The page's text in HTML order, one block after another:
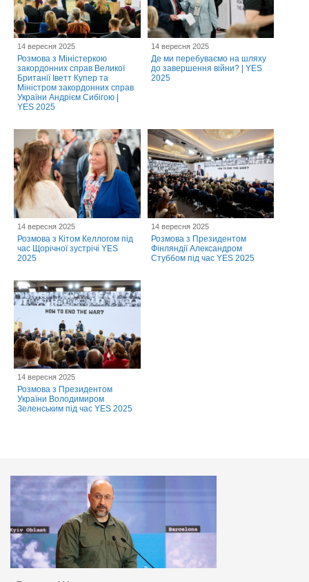
14 вересня 2025
Розмова з Міністеркою
закордонних справ Великої
Британії Іветт Купер та
Міністром закордонних справ
України Андрієм Сибігою |
YES 2025
14 вересня 2025
Де ми перебуваємо на шляху
до завершення війни? | YES
2025
14 вересня 2025
Розмова з Кітом Келлогом під
час Щорічної зустрічі YES
2025
14 вересня 2025
Розмова з Президентом
Фінляндії Александром
Стуббом під час YES 2025
14 вересня 2025
Розмова з Президентом
України Володимиром
Зеленським під час YES 2025